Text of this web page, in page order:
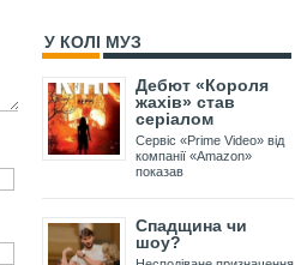
У КОЛІ МУЗ
Дебют «Короля
жахів» став
серіалом
Сервіс «Prime Video» від
компанії «Amazon»
показав
Спадщина чи
шоу?